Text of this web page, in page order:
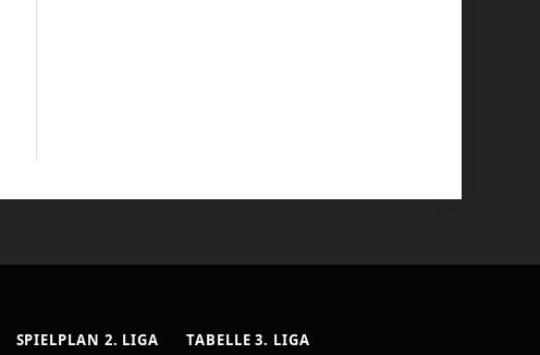
SPIELPLAN 2. LIGA TABELLE 3. LIGA